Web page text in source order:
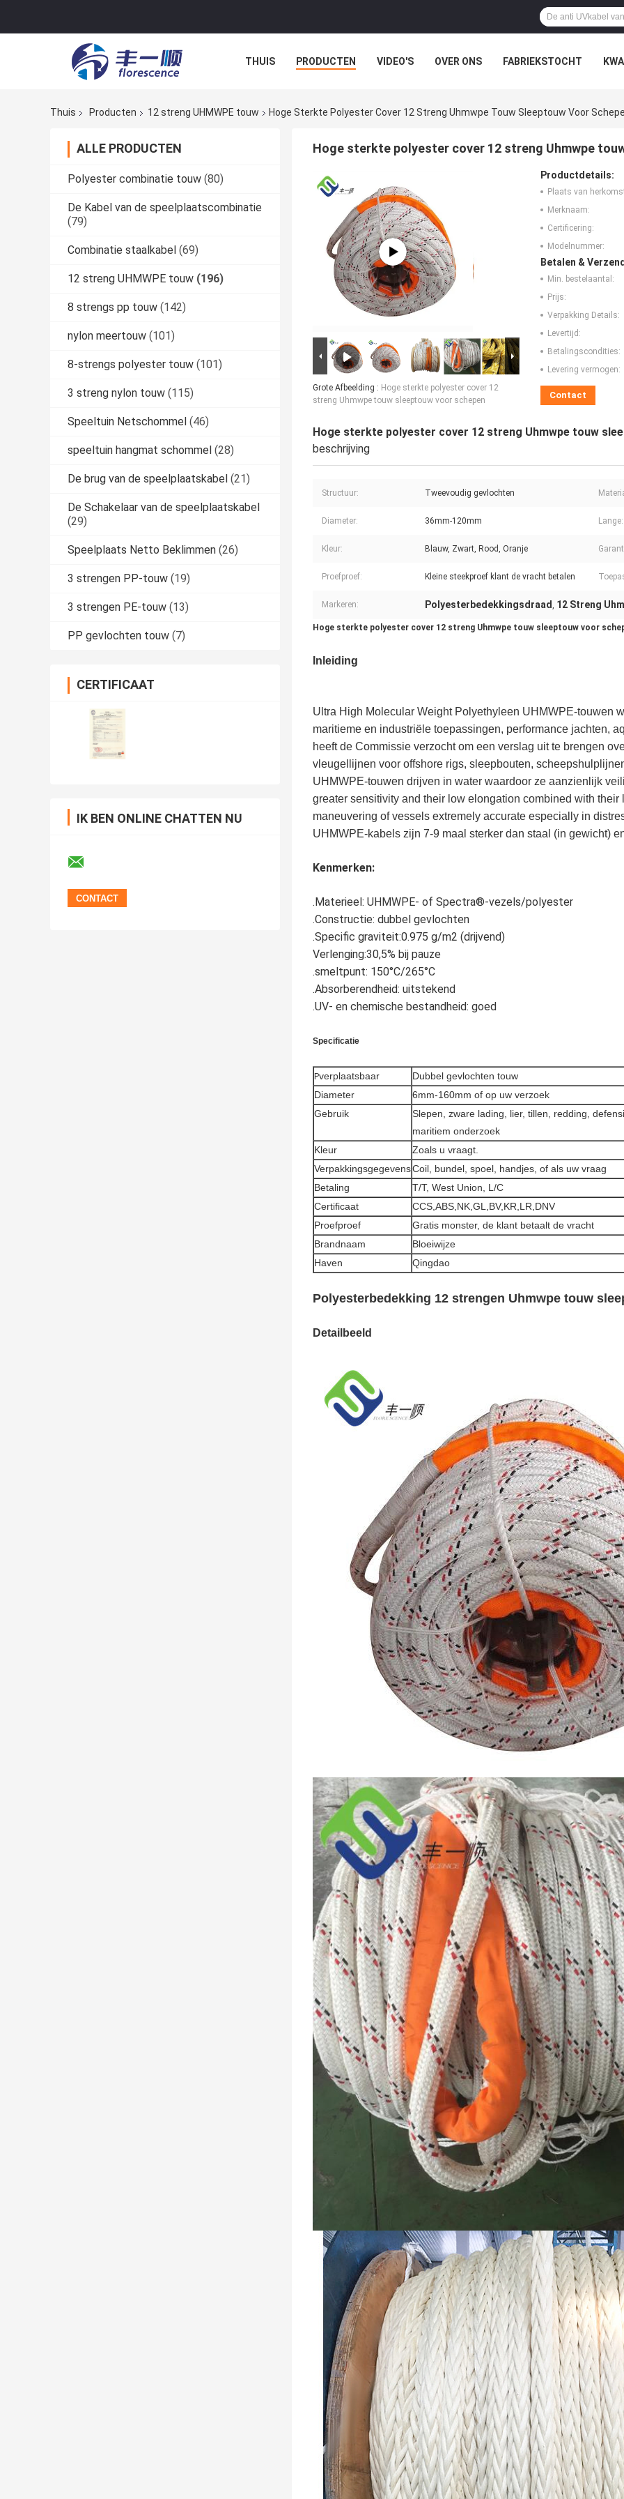
THUIS PRODUCTEN VIDEO'S OVER ONS FABRIEKSTOCHT
Thuis
Producten 12 streng UHMWPE touw Hoge Sterkte Polyester Cover 12 Streng Uhmwpe Touw Sleeptouw Voor
ALLE PRODUCTEN
Polyester combinatie touw (80)
De Kabel van de speelplaatscombinatie
(79)
Combinatie staalkabel (69)
12 streng UHMWPE touw (196)
8 strengs pp touw (142)
nylon meertouw (101)
8-strengs polyester touw (101)
3 streng nylon touw (115)
Speeltuin Netschommel (46)
speeltuin hangmat schommel (28)
De brug van de speelplaatskabel (21)
De Schakelaar van de speelplaatskabel
(29)
Speelplaats Netto Beklimmen (26)
3 strengen PP-touw (19)
3 strengen PE-touw (13)
PP gevlochten touw (7)
CERTIFICAAT
IK BEN ONLINE CHATTEN NU
Hoge sterkte polyester cover 12 streng Uhmwpe
Grote Afbeelding : Hoge sterkte polyester cover 12
streng Uhmwpe touw sleeptouw voor schepen
Productdetails:
Plaats van
Merknaam:
Certificering:
Modelnummer:
Betalen &
Min. bestelaantal:
Prijs:
Verpakking Details:
Levertijd:
Betalingscondities:
Levering vermogen:
Contact
Hoge sterkte polyester cover 12 streng Uhmwpe touw
beschrijving
Structuur: Tweevoudig gevlochten
Diameter: 36mm-120mm Lange:
Kleur: Blauw, Zwart, Rood, Oranje
Proefproef: Kleine steekproef klant de vracht betalen
Markeren: Polyesterbedekkingsdraad, 12 Streng
Hoge sterkte polyester cover 12 streng Uhmwpe touw sleeptouw voor
Inleiding
Ultra High Molecular Weight Polyethyleen UHMWPE-touwen
maritieme en industriële toepassingen, performance jachten,
heeft de Commissie verzocht om een verslag uit te brengen
vleugellijnen voor offshore rigs, sleepbouten,
UHMWPE-touwen drijven in water waardoor ze aanzienlijk
greater sensitivity and their low elongation combined with
maneuvering of vessels extremely accurate especially in
UHMWPE-kabels zijn 7-9 maal sterker dan staal (in gewicht)
Kenmerken:
.Materieel: UHMWPE- of Spectra®-vezels/polyester
.Constructie: dubbel gevlochten
.Specific graviteit:0.975 g/m2 (drijvend)
Verlenging:30,5% bij pauze
.smeltpunt: 150°C/265°C
.Absorberendheid: uitstekend
.UV- en chemische bestandheid: goed
Specificatie
Pverplaatsbaar
Dubbel gevlochten touw
Diameter
6mm-160mm of op uw verzoek
Gebruik
Slepen, zware lading, lier, tillen, redding,
maritiem onderzoek
Kleur
Zoals u vraagt.
VerpakkingsgegevensCoil, bundel, spoel, handjes, of als uw vraag
Betaling
T/T, West Union, L/C
Certificaat
CCS,ABS,NK,GL,BV,KR,LR,DNV
Proefproef
Gratis monster, de klant betaalt de vracht
Brandnaam
Bloeiwijze
Haven
Qingdao
Polyesterbedekking 12 strengen Uhmwpe touw
Detailbeeld